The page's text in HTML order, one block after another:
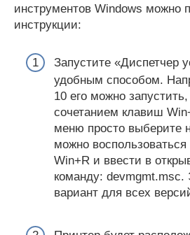
инструментов Windows можно
инструкции:
Запустите «Диспетчер
удобным способом.
10 его можно
сочетанием клавиш
меню просто выберите
можно
Win+R и ввести в
команду: devmgmt.msc.
вариант для всех